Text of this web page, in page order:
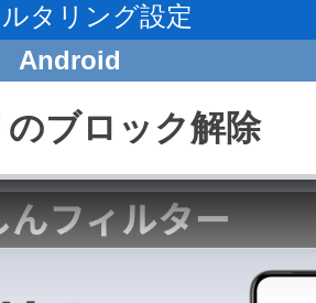
タリング設定
Android
のブロック解除